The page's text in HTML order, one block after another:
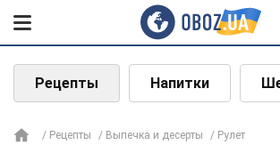
Рецепты Напитки
Рецепты Выпечка и десерты
Рулет